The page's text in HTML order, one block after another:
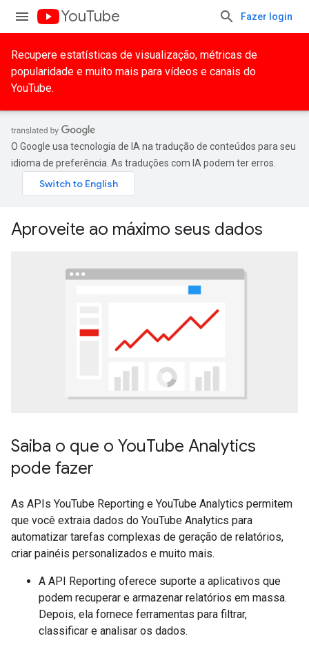
YouTube Fazer login
Recupere estatísticas de visualização, métricas de
popularidade e muito mais para vídeos e canais do
YouTube.
O Google usa tecnologia de IA na tradução de conteúdos para seu
idioma de preferência. As traduções com IA podem ter erros.
Aproveite ao máximo seus dados
Saiba o que o YouTube Analytics
pode fazer
As APIs YouTube Reporting e YouTube Analytics permitem
que você extraia dados do YouTube Analytics para
automatizar tarefas complexas de geração de relatórios,
criar painéis personalizados e muito mais.
A API Reporting oferece suporte a aplicativos que
podem recuperar e armazenar relatórios em massa.
Depois, ela fornece ferramentas para filtrar,
classificar e analisar os dados.